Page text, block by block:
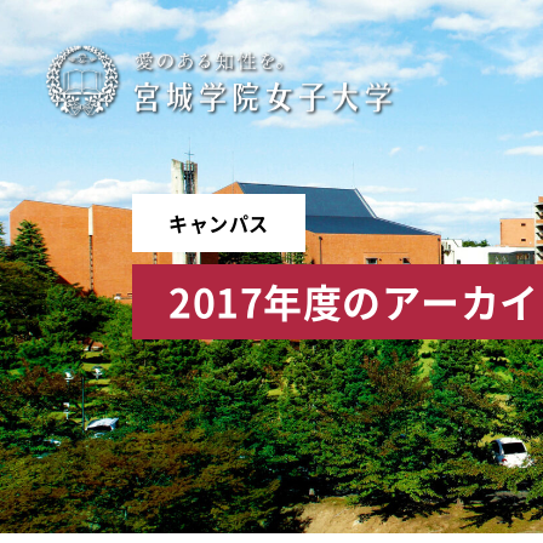
宮
城
学
院
女
子
大
学
キャンパス
2017年度のアーカ